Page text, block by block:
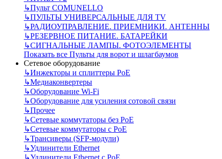
↳Пульт СOMUNELLO
↳ПУЛЬТЫ УНИВЕРСАЛЬНЫЕ ДЛЯ TV
↳РАДИОУПРАВЛЕНИЕ. ПРИЕМНИКИ. АНТЕННЫ
↳РЕЗЕРВНОЕ ПИТАНИЕ. БАТАРЕЙКИ
↳СИГНАЛЬНЫЕ ЛАМПЫ. ФОТОЭЛЕМЕНТЫ
Показать все Пульты для ворот и шлагбаумов
Сетевое оборудование
↳Инжекторы и сплиттеры РоЕ
↳Медиаконвертеры
↳Оборудование Wi-Fi
↳Оборудование для усиления сотовой связи
↳Прочее
↳Сетевые коммутаторы без РоЕ
↳Сетевые коммутаторы с РоЕ
↳Трансиверы (SFP-модули)
↳Удлинители Ethernet
↳Удлинители Ethernet с PoE